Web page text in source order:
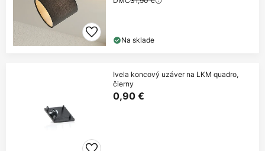
Na sklade
Ivela koncový uzáver na LKM quadro,
čierny
0,90 €